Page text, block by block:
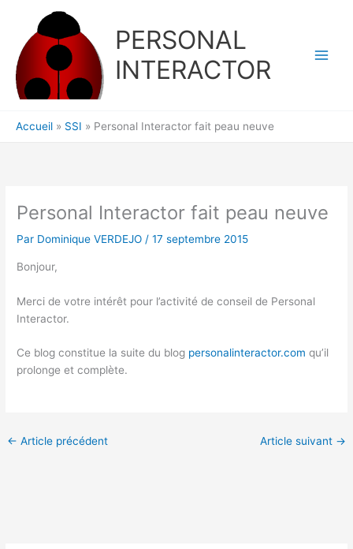
contenu
PERSONAL
INTERACTOR
Accueil SSI Personal Interactor fait peau neuve
Personal Interactor fait peau neuve
Par Dominique VERDEJO /17 septembre 2015
Bonjour,
Merci de votre intérêt pour l’activité de conseil de Personal
Interactor.
Ce blog constitue la suite du blog personalinteractor.com qu’il
prolonge et complète.
← Article précédent Article suivant →